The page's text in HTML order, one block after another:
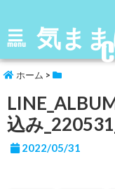
menu 気ま
ホーム >
込み
2022/05/31